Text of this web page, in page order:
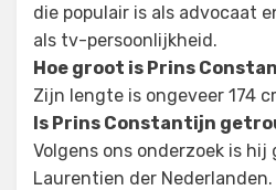
die populair is als advocaat
als tv-persoonlijkheid.
Hoe groot is Prins
Zijn lengte is ongeveer 174
Is Prins Constantijn
Volgens ons onderzoek is
Laurentien der Nederlanden.